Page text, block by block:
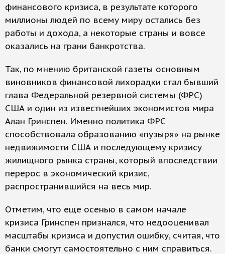
финансового кризиса, в результате которого
миллионы людей по всему миру остались без
работы и дохода, а некоторые страны и вовсе
оказались на грани банкротства.
Так, по мнению британской газеты основным
виновников финансовой лихорадки стал бывший
глава Федеральной резервной системы (ФРС)
США и один из известнейших экономистов мира
Алан Гринспен. Именно политика ФРС
способствовала образованию «пузыря» на рынке
недвижимости США и последующему кризису
жилищного рынка страны, который впоследствии
перерос в экономический кризис,
распространившийся на весь мир.
Отметим, что еще осенью в самом начале
кризиса Гринспен признался, что недооценивал
масштабы кризиса и допустил ошибку, считая, что
банки смогут самостоятельно с ним справиться.